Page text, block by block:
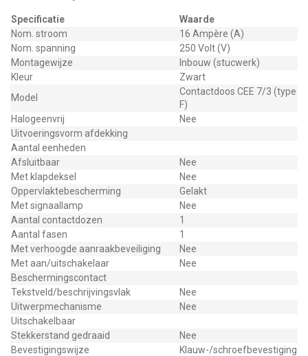
Specificatie
Waarde
Nom. stroom
16 Ampère (A)
Nom. spanning
250 Volt (V)
Montagewijze
Inbouw (stucwerk)
Kleur
Zwart
Model
Contactdoos CEE 7/3 (type
F)
Halogeenvrij
Nee
Uitvoeringsvorm afdekking
Aantal eenheden
Afsluitbaar
Nee
Met klapdeksel
Nee
Oppervlaktebescherming
Gelakt
Met signaallamp
Nee
Aantal contactdozen
1
Aantal fasen
1
Met verhoogde aanraakbeveiliging
Nee
Met aan/uitschakelaar
Nee
Beschermingscontact
Tekstveld/beschrijvingsvlak
Nee
Uitwerpmechanisme
Nee
Uitschakelbaar
Stekkerstand gedraaid
Nee
Bevestigingswijze
Klauw-/schroefbevestiging